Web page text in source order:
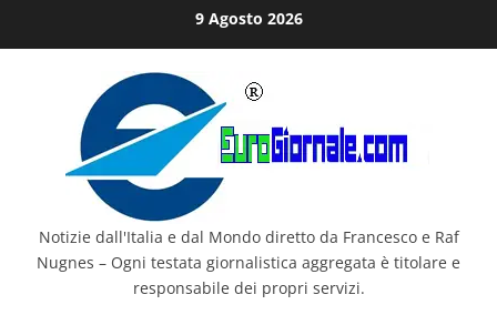
al
9 Agosto 2026
Notizie dall'Italia e dal Mondo diretto da Francesco e Raf
Nugnes – Ogni testata giornalistica aggregata è titolare e
responsabile dei propri servizi.